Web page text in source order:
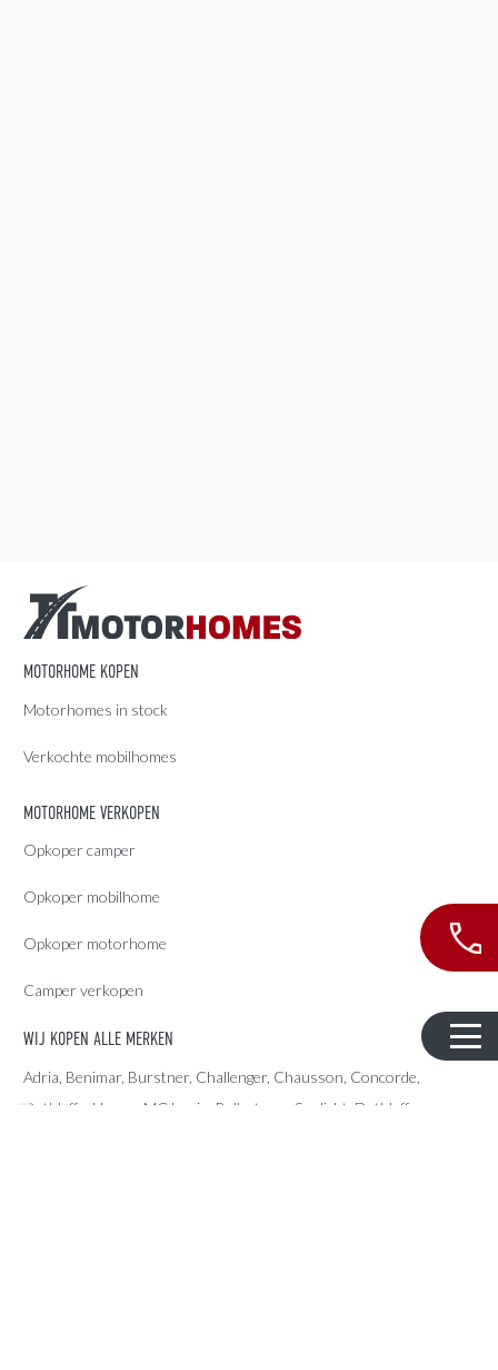
MOTORHOME KOPEN
Motorhomes in stock
Verkochte mobilhomes
MOTORHOME VERKOPEN
Opkoper camper
Opkoper mobilhome
Opkoper motorhome
Camper verkopen
WIJ KOPEN ALLE MERKEN
Adria , Benimar, Burstner, Challenger, Chausson, Concorde,
Dethleffs
Hymer MC Louis
, Rollerteam, Sunlight, Dethleffs,